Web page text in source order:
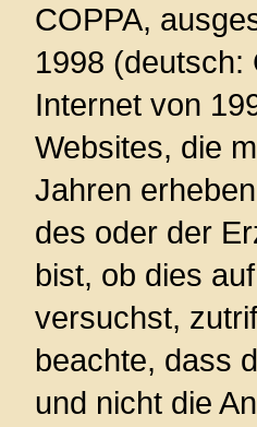
COPPA,
1998 (deutsch:
Internet von
Websites, die
Jahren
des oder der
bist, ob dies
versuchst,
beachte, dass
und nicht die